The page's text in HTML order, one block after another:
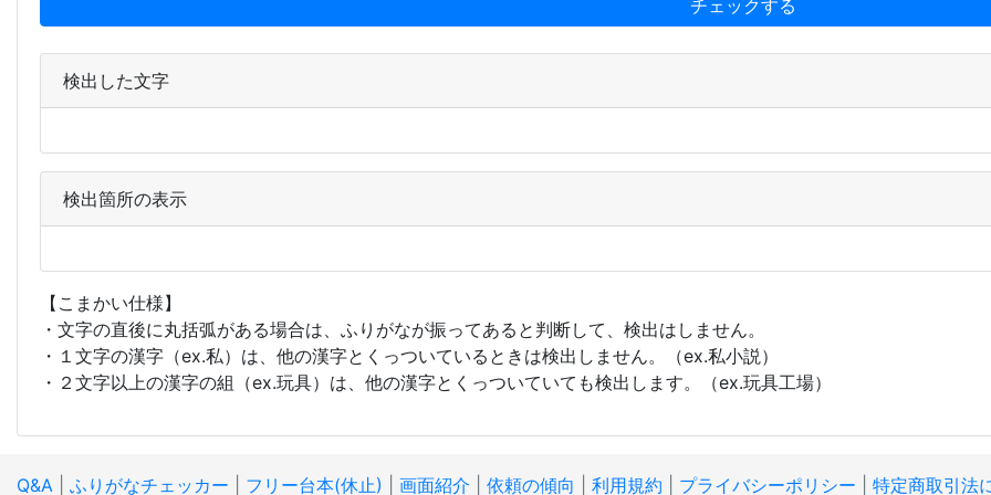
検出した文字
検出箇所の表示
【こまかい仕様】
・文字の直後に丸括弧がある場合は、ふりがなが振ってあると判断して、検出はしません。
・１文字の漢字（ex.私）は、他の漢字とくっついているときは検出しません。（ex.私小説）
・２文字以上の漢字の組（ex.玩具）は、他の漢字とくっついていても検出します。（ex.玩具工場）
Q&A ふりがなチェッカー フリー台本(休止) 画面紹介 依頼の傾向 利用規約 プライバシーポリシー 特定商取引法